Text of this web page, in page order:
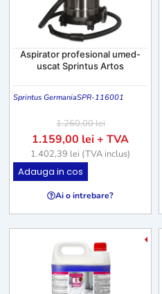
Aspirator profesional umed-
uscat Sprintus Artos
Sprintus GermaniaSPR-116001
1.260,00lei
1.159,00 lei+ TVA
1.402,39 lei (TVA inclus)
Adauga in cos
Ai o intrebare?